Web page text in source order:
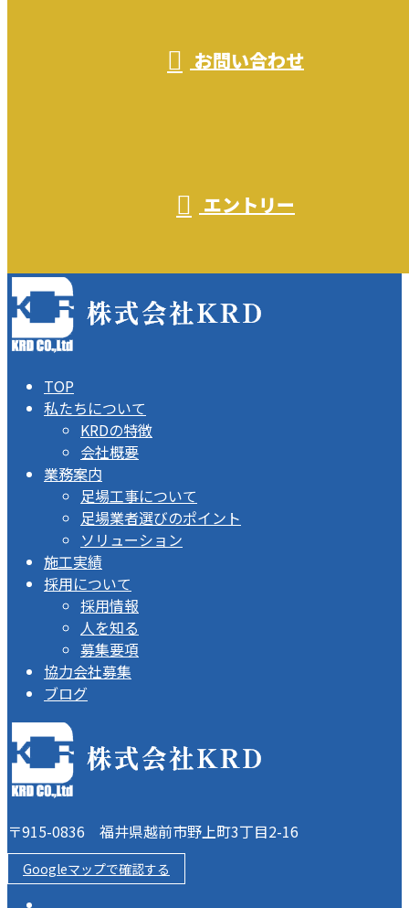
お問い合わせ
エントリー
TOP
私たちについて
KRDの特徴
会社概要
業務案内
足場工事について
足場業者選びのポイント
ソリューション
施工実績
採用について
採用情報
人を知る
募集要項
協力会社募集
ブログ
〒915-0836 福井県越前市野上町3丁目2-16
Googleマップで確認する